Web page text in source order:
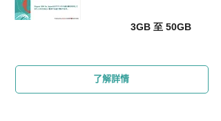
3GB 至 50GB
了解詳情